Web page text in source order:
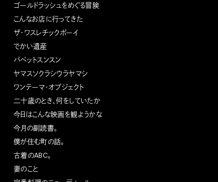
ゴールドラッシュをめぐる冒険
こんなお店に行ってきた
ザ・ワスレチックボーイ
でかい遺産
パペットスンスン
ヤマスソクラシウラヤマシ
ワンテーマ・オブジェクト
二十歳のとき、何をしていたか
今日はこんな映画を観ようかな
今月の副読書。
僕が住む町の話。
古着のABC。
妻のこと